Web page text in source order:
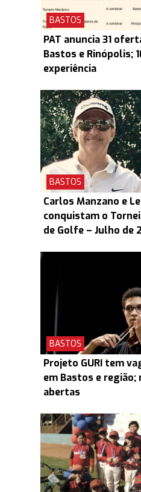
BASTOS
PAT anuncia 31
Bastos e Rinópolis;
experiência
BASTOS
Carlos Manzano e
conquistam o
de Golfe – Julho de
BASTOS
Projeto GURI tem
em Bastos e
abertas